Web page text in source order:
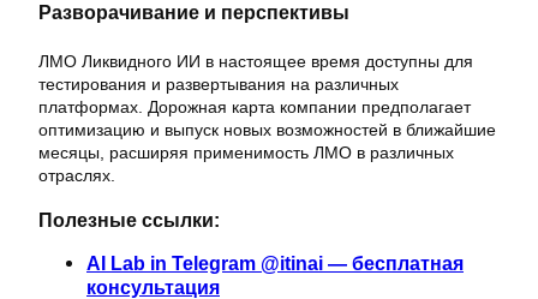
Разворачивание и перспективы
ЛМО Ликвидного ИИ в настоящее время доступны для
тестирования и развертывания на различных
платформах. Дорожная карта компании предполагает
оптимизацию и выпуск новых возможностей в ближайшие
месяцы, расширяя применимость ЛМО в различных
отраслях.
Полезные ссылки:
AI Lab in Telegram @itinai — бесплатная
консультация